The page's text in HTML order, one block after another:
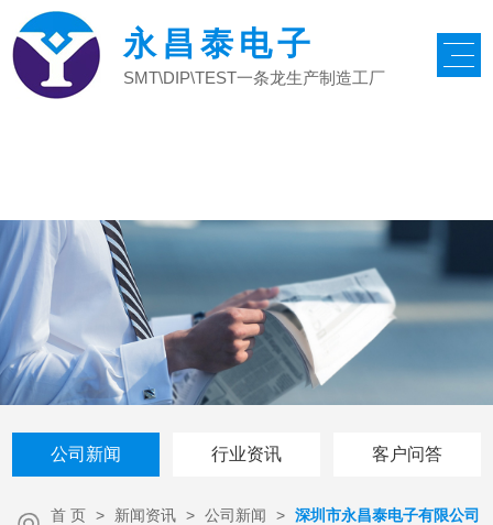
永昌泰电子
SMT\DIP\TEST一条龙生产制造工厂
公司新闻 行业资讯 客户问答
首 页 > 新闻资讯 > 公司新闻 > 深圳市永昌泰电子有限公司